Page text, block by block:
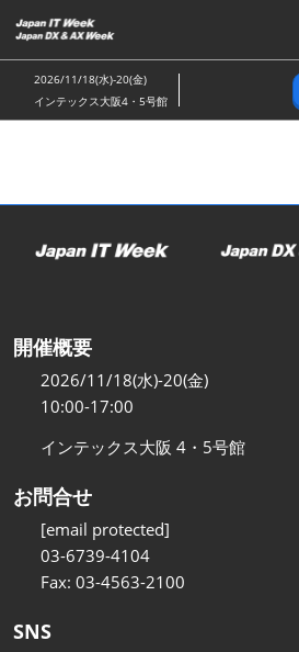
キ
ッ
し
む
2026/11/18(水)-20(金)
インテックス大阪4・5号館
開催概要
2026/11/18(水)-20(金)
10:00-17:00
インテックス大阪 4・5号館
お問合せ
[email protected]
03-6739-4104
Fax: 03-4563-2100
SNS